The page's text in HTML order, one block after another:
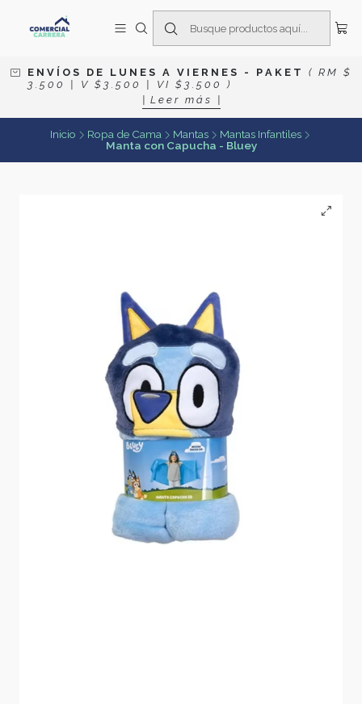
E N V Í O S D E L U N E S A V I E R N E S - P A K E T
( R M $
3 . 5 0 0 | V $ 3 . 5 0 0 | V I $ 3 . 5 0 0 )
| L e e r m á s |
Inicio Ropa de Cama Mantas
Mantas Infantiles
Manta con Capucha - Bluey